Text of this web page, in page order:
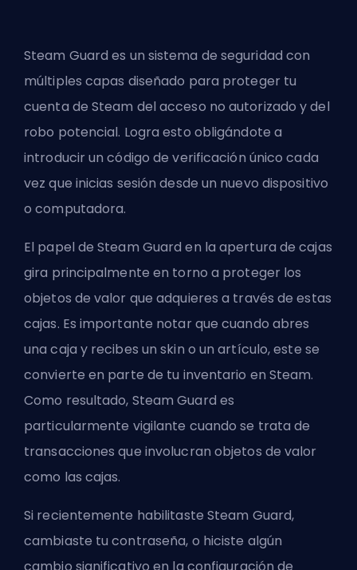
Steam Guard es un sistema de seguridad con
múltiples capas diseñado para proteger tu
cuenta de Steam del acceso no autorizado y del
robo potencial. Logra esto obligándote a
introducir un código de verificación único cada
vez que inicias sesión desde un nuevo dispositivo
o computadora.
El papel de Steam Guard en la apertura de cajas
gira principalmente en torno a proteger los
objetos de valor que adquieres a través de estas
cajas. Es importante notar que cuando abres
una caja y recibes un skin o un artículo, este se
convierte en parte de tu inventario en Steam.
Como resultado, Steam Guard es
particularmente vigilante cuando se trata de
transacciones que involucran objetos de valor
como las cajas.
Si recientemente habilitaste Steam Guard,
cambiaste tu contraseña, o hiciste algún